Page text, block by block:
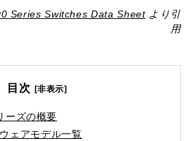
Series Switches Data Sheetより引
用
目次 [非表示]
ーズの概要
ェアモデル一覧